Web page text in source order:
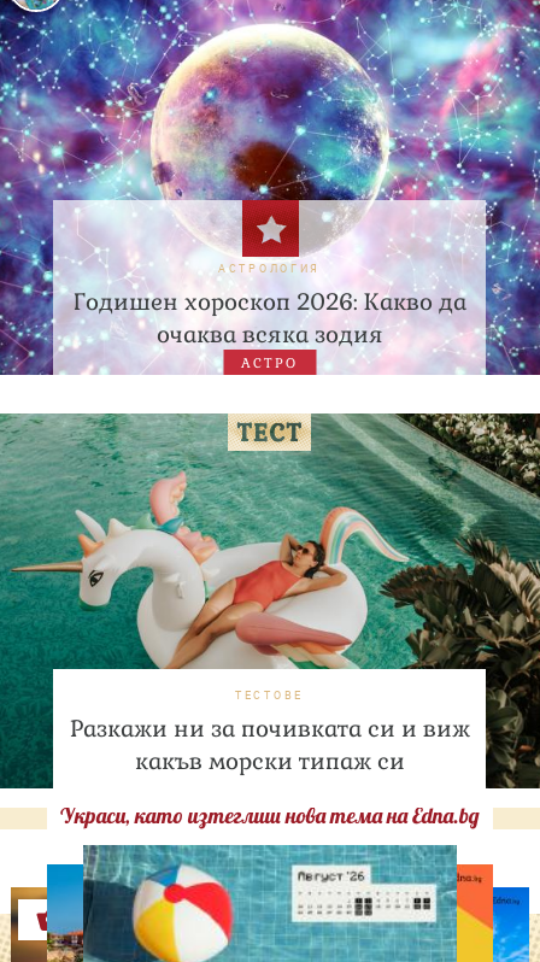
АСТРОЛОГИЯ
Годишен хороскоп 2026: Какво да
очаква всяка зодия
АСТРО
ТЕСТОВЕ
Разкажи ни за почивката си и виж
какъв морски типаж си
Украси, като изтеглиш нова тема на Edna.bg
Оферти